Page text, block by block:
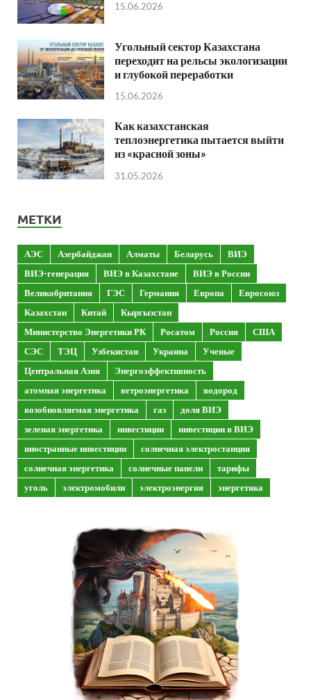
15.06.2026
Угольный сектор Казахстана
переходит на рельсы экологизации
и глубокой переработки
15.06.2026
Как казахстанская
теплоэнергетика пытается выйти
из «красной зоны»
31.05.2026
МЕТКИ
АЭС Азербайджан Алматы Беларусь
ВИЭ
ВИЭ-генерация
ВИЭ в Казахстане
ВИЭ в России
Великобритания
ГЭС Германия Европа
Евросоюз
Казахстан
Китай
Кыргызстан
Министерство Энергетики РК
Росатом Россия
США
СЭС
ТЭЦ Узбекистан Украина
Ученые
Центральная Азия
Энергоэффективность
атомная энергетика
ветроэнергетика
водород
возобновляемая энергетика
газ
доля ВИЭ
зеленая энергетика
инвестиции
инвестиции в ВИЭ
иностранные инвестиции
солнечная электростанция
солнечная энергетика
солнечные панели
тарифы
уголь
электромобили электроэнергия энергетика